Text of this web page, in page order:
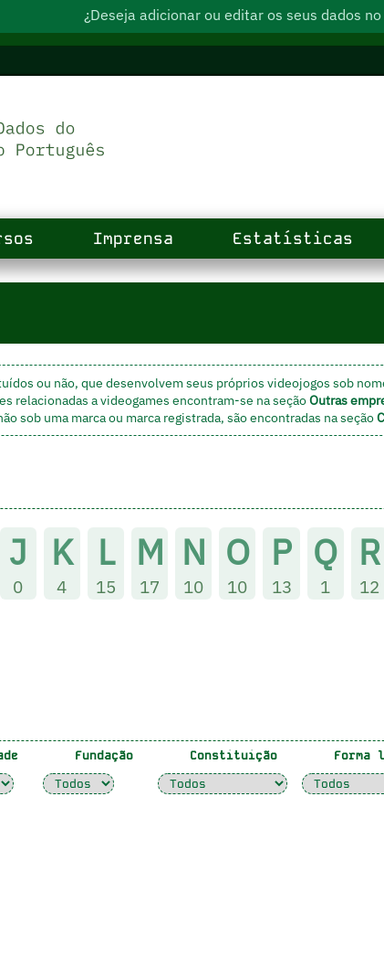
¿Deseja adicionar ou editar os seus dados no
Imprensa Estatísticas
ou não, que desenvolvem seus próprios videojogos sob
relacionadas a videogames encontram-se na seçãoOutras
sob uma marca ou marca registrada, são encontradas na seção
J
0
K
4
L
15
M
17
N
10
O
10
P
13
Q
1
R
12
Fundação Constituição Forma